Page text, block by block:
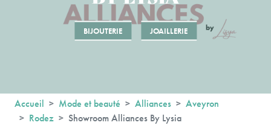
BIJOUTERIE JOAILLERIE
Accueil Mode et beauté Alliances
Aveyron
Rodez
Showroom Alliances By Lysia